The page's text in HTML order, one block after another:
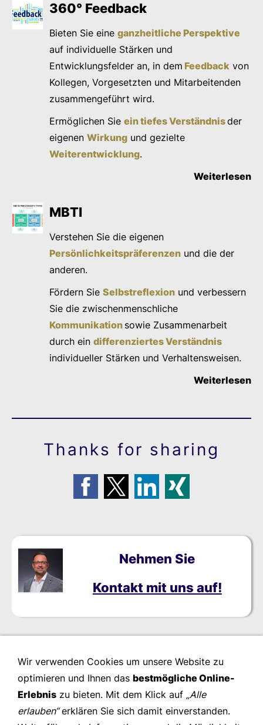
360° Feedback
Bieten Sie eineganzheitliche Perspektive
auf individuelle Stärken und
Entwicklungsfelder an, in dem Feedback von
Kollegen, Vorgesetzten und Mitarbeitenden
zusammengeführt wird.
Ermöglichen Sieein tiefes Verständnisder
eigenenWirkung und gezielte
Weiterentwicklung.
Weiterlesen
MBTI
Verstehen Sie die eigenen
Persönlichkeitspräferenzen und die der
anderen.
Fördern SieSelbstreflexion und verbessern
Sie die zwischenmenschliche
Kommunikation sowie Zusammenarbeit
durch eindifferenziertes Verständnis
individueller Stärken und Verhaltensweisen.
Weiterlesen
Thanks for sharing
Nehmen Sie
Kontakt mit uns auf!
Wir verwenden Cookies um unsere Website zu
optimieren und Ihnen das bestmögliche Online-
Erlebnis zu bieten. Mit dem Klick auf „Alle
erlauben“erklären Sie sich damit einverstanden.